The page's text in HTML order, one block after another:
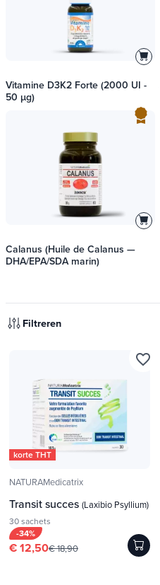
Vitamine D3K2 Forte (2000 UI -
50 µg)
Calanus (Huile de Calanus —
DHA/EPA/SDA marin)
Filtreren
korte THT
NATURAMedicatrix
Transit succes (Laxibio Psyllium)
30 sachets
-34%
€ 12,50€ 18,90
favorite_border